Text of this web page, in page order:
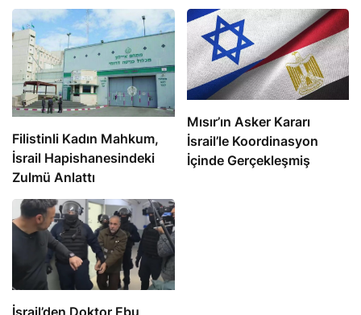
Filistinli Kadın Mahkum,
İsrail Hapishanesindeki
Zulmü Anlattı
Mısır’ın Asker Kararı
İsrail’le Koordinasyon
İçinde Gerçekleşmiş